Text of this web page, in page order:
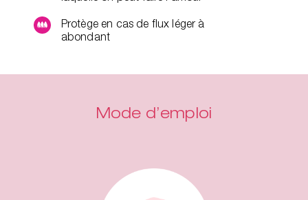
Protège en cas de flux léger à
abondant
Mode d’emploi